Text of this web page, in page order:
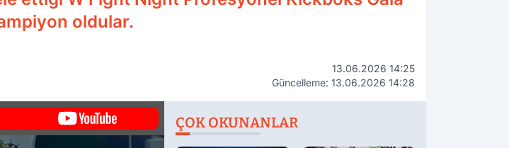
oldular.
13.06.2026 14:25
Güncelleme: 13.06.2026 14:28
ÇOK OKUNANLAR